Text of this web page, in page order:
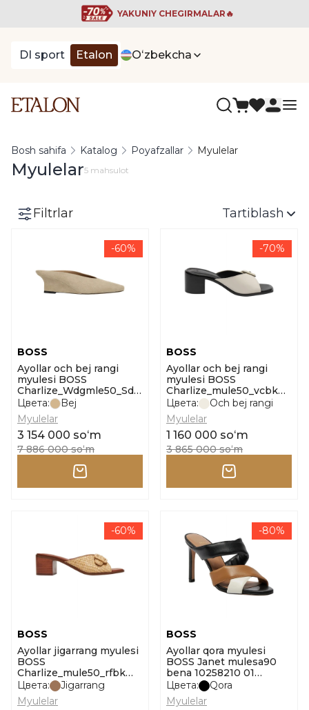
YAKUNIY CHEGIRMALAR🔥
DI sport Etalon Oʻzbekcha
Bosh sahifa Katalog Poyafzallar Myulelar
Myulelar5 mahsulot
Filtrlar Tartiblash
-60%
BOSS
Ayollar och bej rangi
myulesi BOSS
Charlize_Wdgmle50_Sd
o'lcham 37
Цвета:
Bej
Myulelar
3 154 000 soʻm
7 886 000 soʻm
-70%
BOSS
Ayollar och bej rangi
myulesi BOSS
Charlize_mule50_vcbk
10271779 01 o'lcham 38
Цвета:
Och bej rangi
Myulelar
1 160 000 soʻm
3 865 000 soʻm
-60%
BOSS
Ayollar jigarrang myulesi
BOSS
Charlize_mule50_rfbk
10271641 01 o'lcham 37
Цвета:
Jigarrang
Myulelar
-80%
BOSS
Ayollar qora myulesi
BOSS Janet mulesa90
bena 10258210 01
o'lcham 38
Цвета:
Qora
Myulelar